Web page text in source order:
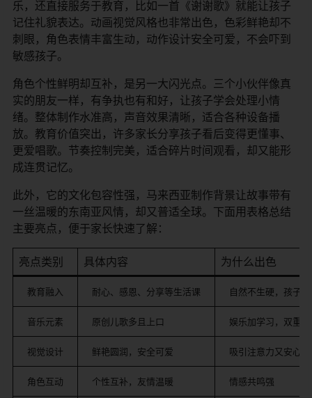
乐，还直接服务于教育，比如一首《谢谢歌》就能让孩子
记住礼貌表达。动画视觉风格也非常出色，色彩鲜艳却不
刺眼，角色表情丰富生动，动作设计安全可爱，不会吓到
敏感孩子。
角色个性鲜明却互补，是另一大闪光点。三个小伙伴像真
实的朋友一样，有争执也有和好，让孩子学会处理小情
绪。整体制作水准高，声音效果清晰，适合各种设备播
放。教育价值突出，许多家长分享孩子看后变得更懂事、
更爱唱歌。节奏控制完美，适合碎片时间观看，却又能形
成连贯记忆。
此外，它的文化包容性强，马来西亚制作背景让故事带有
一丝温暖的东南亚风情，却又普适全球。下面用表格总结
主要亮点，便于家长快速了解：
亮点类别 具体内容 为什么出色
教育融入 耐心、感恩、分享等生活课 自然不生硬，孩子
音乐元素 原创儿歌多且上口 娱乐加学习，双重
视觉设计 鲜艳圆润，安全可爱 吸引注意力又安心
角色互动 个性互补，友情温暖 情感共鸣强